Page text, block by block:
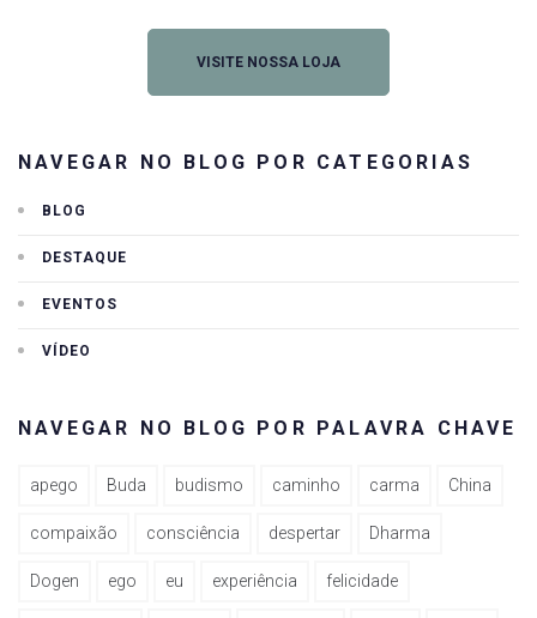
VISITE NOSSA LOJA
NAVEGAR NO BLOG POR CATEGORIAS
BLOG
DESTAQUE
EVENTOS
VÍDEO
NAVEGAR NO BLOG POR PALAVRA CHAVE
apego Buda budismo caminho carma China
compaixão consciência despertar Dharma
Dogen ego eu experiência felicidade